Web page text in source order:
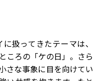
扱ってきたテーマは、
ころの「ケの日」。さら
さな事象に目を向けてい